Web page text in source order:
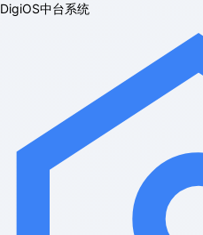
DigiOS中台系统